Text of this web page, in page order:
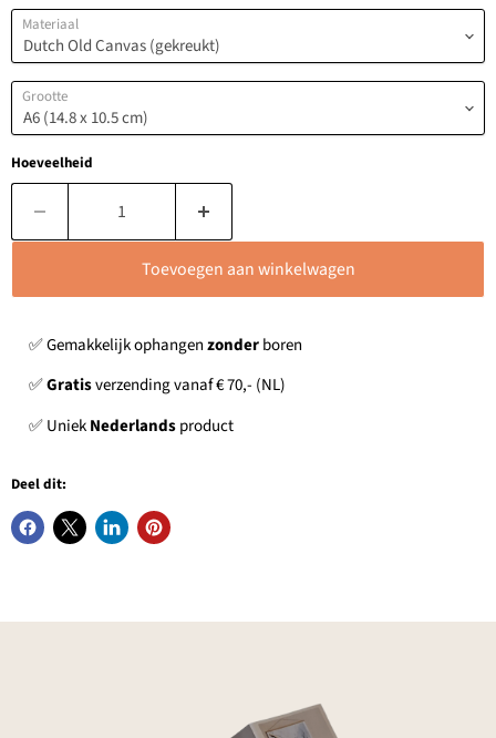
Materiaal
Grootte
Hoeveelheid
Toevoegen aan winkelwagen
✅ Gemakkelijk ophangenzonderboren
✅Gratisverzending vanaf € 70,- (NL)
✅ UniekNederlandsproduct
Deel dit: